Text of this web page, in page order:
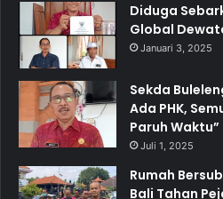
Diduga
Global
Januari 3, 2025
Sekda
Ada PHK,
Paruh Waktu”
Juli 1, 2025
Rumah
Bali Tahan